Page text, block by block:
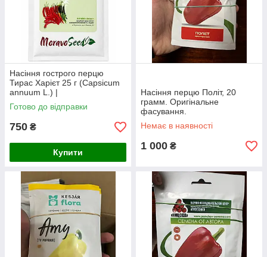
Насіння гострого перцю
Тирас Харієт 25 г (Capsicum
annuum L.) |
високоврожайний сорт для
відкритого ґрунту, теплиць,
Готово до відправки
750 ₴
Купити
Насіння перцю Політ, 20
грамм. Оригінальне
фасування.
Немає в наявності
1 000 ₴